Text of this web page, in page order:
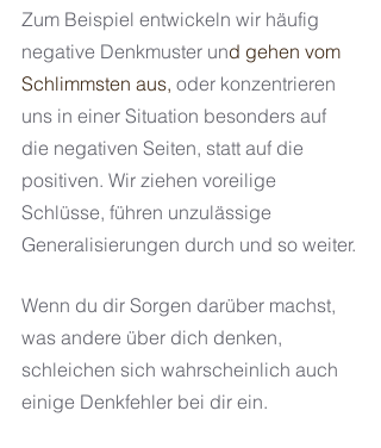
Zum Beispiel entwickeln wir häufig
negative Denkmuster und gehen vom
Schlimmsten aus, oder konzentrieren
uns in einer Situation besonders auf
die negativen Seiten, statt auf die
positiven. Wir ziehen voreilige
Schlüsse, führen unzulässige
Generalisierungen durch und so weiter.
Wenn du dir Sorgen darüber machst,
was andere über dich denken,
schleichen sich wahrscheinlich auch
einige Denkfehler bei dir ein.